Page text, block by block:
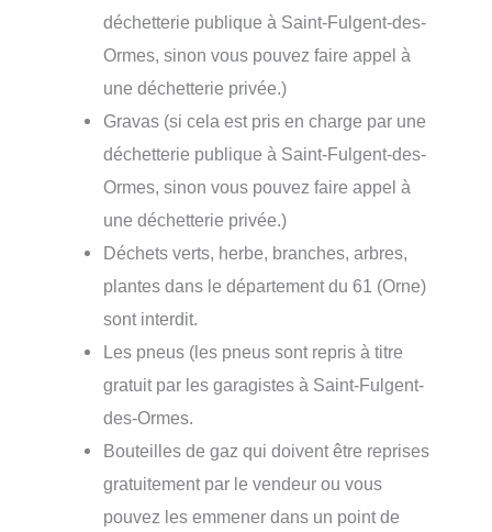
déchetterie publique à Saint-Fulgent-des-
Ormes, sinon vous pouvez faire appel à
une déchetterie privée.)
Gravas (si cela est pris en charge par une
déchetterie publique à Saint-Fulgent-des-
Ormes, sinon vous pouvez faire appel à
une déchetterie privée.)
Déchets verts, herbe, branches, arbres,
plantes dans le département du 61 (Orne)
sont interdit.
Les pneus (les pneus sont repris à titre
gratuit par les garagistes à Saint-Fulgent-
des-Ormes.
Bouteilles de gaz qui doivent être reprises
gratuitement par le vendeur ou vous
pouvez les emmener dans un point de